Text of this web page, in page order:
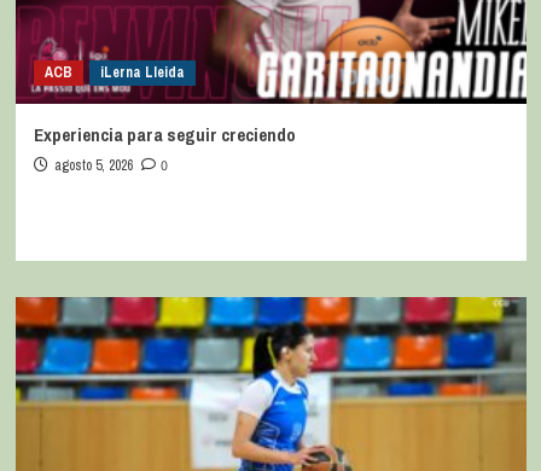
ACB iLerna Lleida
Experiencia para seguir creciendo
agosto 5, 2026 0